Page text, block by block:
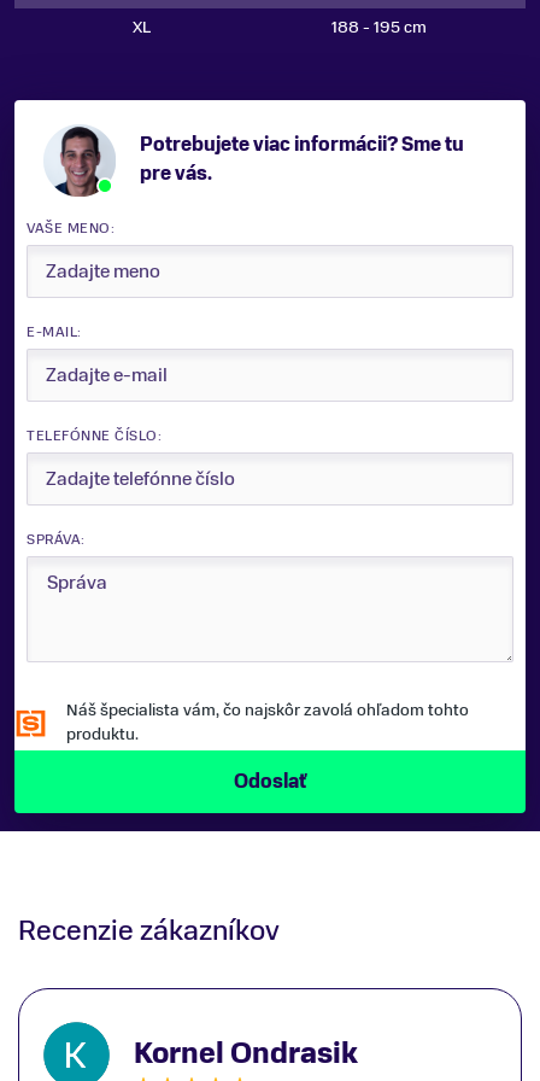
XL
188 - 195 cm
Potrebujete viac informácii? Sme tu
pre vás.
VAŠE MENO:
E-MAIL:
TELEFÓNNE ČÍSLO:
SPRÁVA:
Náš špecialista vám, čo najskôr zavolá ohľadom tohto
produktu.
Recenzie zákazníkov
Kornel Ondrasik